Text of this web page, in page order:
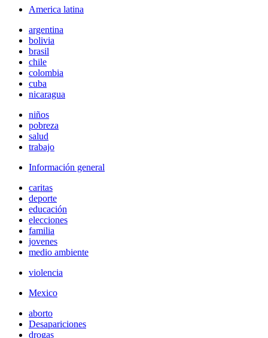
America latina
argentina
bolivia
brasil
chile
colombia
cuba
nicaragua
niños
pobreza
salud
trabajo
Información general
caritas
deporte
educación
elecciones
familia
jovenes
medio ambiente
violencia
Mexico
aborto
Desapariciones
drogas